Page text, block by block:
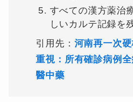
すべての漢方薬治
しいカルテ記録を
引用先： 河南再一次
重視：所有確診病例
醫中藥